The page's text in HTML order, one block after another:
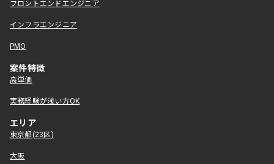
フロントエンドエンジニア
インフラエンジニア
PMO
案件特徴
高単価
実務経験が浅い方OK
エリア
東京都(23区)
大阪